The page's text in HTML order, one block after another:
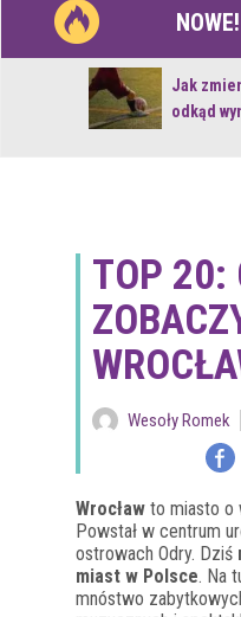
NOWE!
Jak
odkąd
TOP 20:
Wesoły Romek
Wrocław to miasto o
Powstał w centrum
ostrowach Odry. Dziś
miast w Polsce. Na
mnóstwo